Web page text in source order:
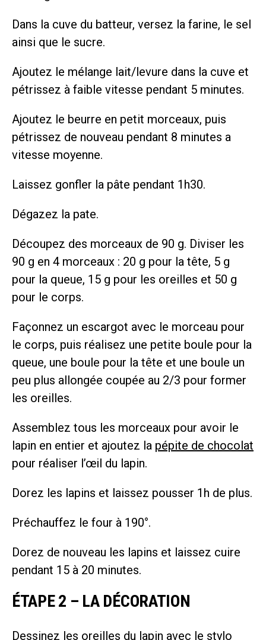
Dans la cuve du batteur, versez la farine, le sel
ainsi que le sucre.
Ajoutez le mélange lait/levure dans la cuve et
pétrissez à faible vitesse pendant 5 minutes.
Ajoutez le beurre en petit morceaux, puis
pétrissez de nouveau pendant 8 minutes a
vitesse moyenne.
Laissez gonfler la pâte pendant 1h30.
Dégazez la pate.
Découpez des morceaux de 90 g. Diviser les
90 g en 4 morceaux : 20 g pour la tête, 5 g
pour la queue, 15 g pour les oreilles et 50 g
pour le corps.
Façonnez un escargot avec le morceau pour
le corps, puis réalisez une petite boule pour la
queue, une boule pour la tête et une boule un
peu plus allongée coupée au 2/3 pour former
les oreilles.
Assemblez tous les morceaux pour avoir le
lapin en entier et ajoutez la pépite de chocolat
pour réaliser l’œil du lapin.
Dorez les lapins et laissez pousser 1h de plus.
Préchauffez le four à 190°.
Dorez de nouveau les lapins et laissez cuire
pendant 15 à 20 minutes.
ÉTAPE 2 – LA DÉCORATION
Dessinez les oreilles du lapin avec le stylo